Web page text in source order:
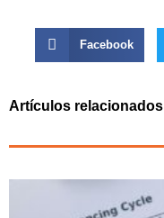
Facebook
Artículos relacionados